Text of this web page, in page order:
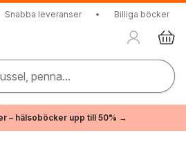
Snabba leveranser • Billiga böcker
penna...
– hälsoböcker upp till 50% →